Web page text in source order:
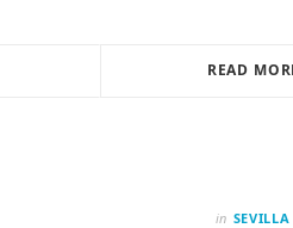
READ
in SEVILLA